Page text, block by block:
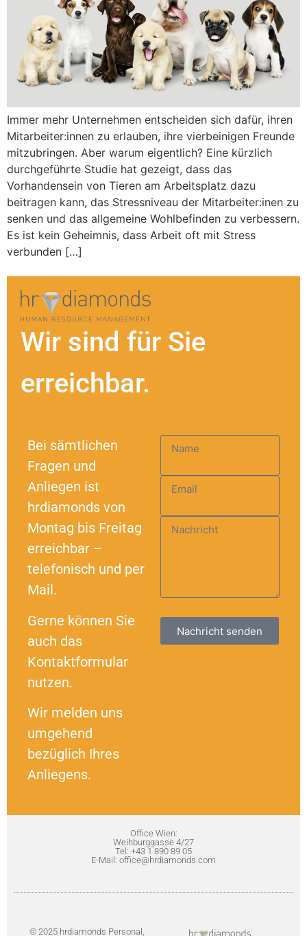
Immer mehr Unternehmen entscheiden sich dafür, ihren
Mitarbeiter:innen zu erlauben, ihre vierbeinigen Freunde
mitzubringen. Aber warum eigentlich? Eine kürzlich
durchgeführte Studie hat gezeigt, dass das
Vorhandensein von Tieren am Arbeitsplatz dazu
beitragen kann, das Stressniveau der Mitarbeiter:inen zu
senken und das allgemeine Wohlbefinden zu verbessern.
Es ist kein Geheimnis, dass Arbeit oft mit Stress
verbunden […]
Wir sind für Sie
erreichbar.
Bei sämtlichen
Fragen und
Anliegen ist
hrdiamonds von
Montag bis Freitag
erreichbar –
telefonisch und per
Mail.
Gerne können Sie
auch das
Kontaktformular
nutzen.
Wir melden uns
umgehend
bezüglich Ihres
Anliegens.
Name
Email
Nachricht
Nachricht senden
Office Wien:
Weihburggasse 4/27
Tel: +43 1 890 89 05
E-Mail: office@hrdiamonds.com
© 2025 hrdiamonds Personal,